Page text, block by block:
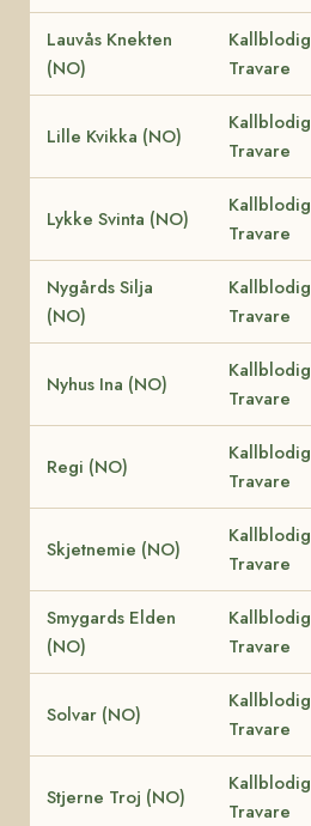
Lauvås Knekten
(NO)
Kallblodig
Travare
Lille Kvikka (NO)
Kallblodig
Travare
Lykke Svinta (NO)
Kallblodig
Travare
Nygårds Silja
(NO)
Kallblodig
Travare
Nyhus Ina (NO)
Kallblodig
Travare
Regi (NO)
Kallblodig
Travare
Skjetnemie (NO)
Kallblodig
Travare
Smygards Elden
(NO)
Kallblodig
Travare
Solvar (NO)
Kallblodig
Travare
Stjerne Troj (NO)
Kallblodig
Travare